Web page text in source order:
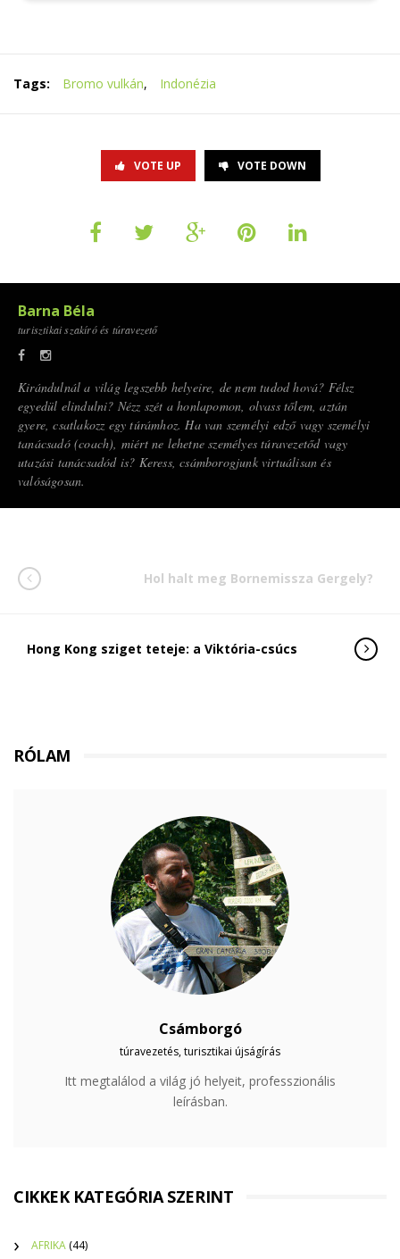
Tags: Bromo vulkán, Indonézia
VOTE UP VOTE DOWN
Barna Béla
turisztikai szakíró és túravezető
Kirándulnál a világ legszebb helyeire, de nem tudod hová? Félsz
egyedül elindulni? Nézz szét a honlapomon, olvass tőlem, aztán
gyere, csatlakozz egy túrámhoz. Ha van személyi edző vagy személyi
tanácsadó (coach), miért ne lehetne személyes túravezetőd vagy
utazási tanácsadód is? Keress, csámborogjunk virtuálisan és
valóságosan.
Hol halt meg Bornemissza Gergely?
Hong Kong sziget teteje: a Viktória-csúcs
RÓLAM
Csámborgó
túravezetés, turisztikai újságírás
Itt megtalálod a világ jó helyeit, professzionális
leírásban.
CIKKEK KATEGÓRIA SZERINT
AFRIKA (44)